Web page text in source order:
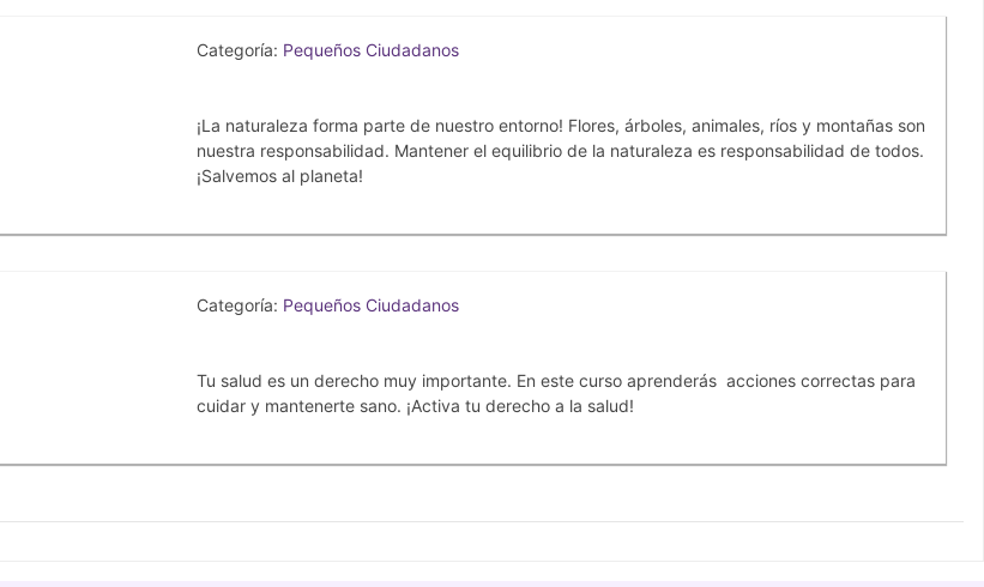
Categoría: Pequeños Ciudadanos
¡La naturaleza forma parte de nuestro entorno! Flores, árboles, animales, ríos y montañas son
nuestra responsabilidad. Mantener el equilibrio de la naturaleza es responsabilidad de todos.
¡Salvemos al planeta!
Categoría: Pequeños Ciudadanos
Tu salud es un derecho muy importante. En este curso aprenderás acciones correctas para
cuidar y mantenerte sano. ¡Activa tu derecho a la salud!